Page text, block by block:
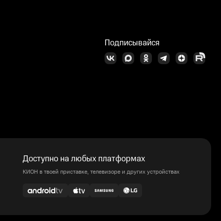
Подписывайся
Доступно на любых платформах
КИОН в твоей приставке, телевизоре и других устройствах